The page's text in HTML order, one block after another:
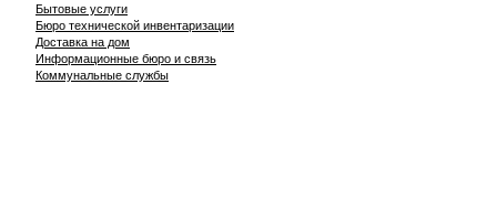
Бытовые услуги
Бюро технической инвентаризации
Доставка на дом
Информационные бюро и связь
Коммунальные службы